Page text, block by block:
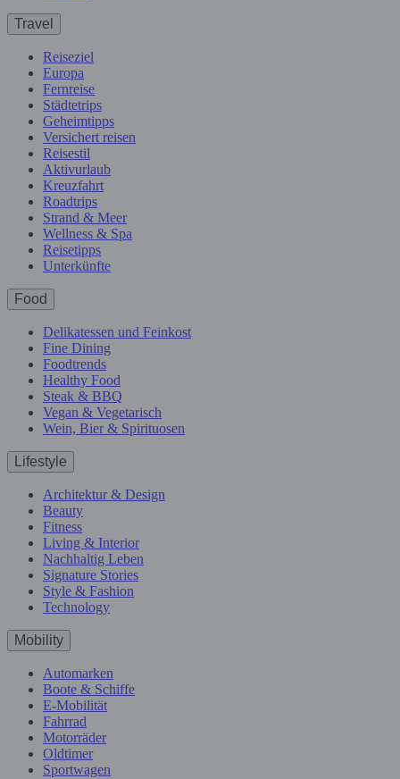
Travel
Reiseziel
Europa
Fernreise
Städtetrips
Geheimtipps
Versichert reisen
Reisestil
Aktivurlaub
Kreuzfahrt
Roadtrips
Strand & Meer
Wellness & Spa
Reisetipps
Unterkünfte
Food
Delikatessen und Feinkost
Fine Dining
Foodtrends
Healthy Food
Steak & BBQ
Vegan & Vegetarisch
Wein, Bier & Spirituosen
Lifestyle
Architektur & Design
Beauty
Fitness
Living & Interior
Nachhaltig Leben
Signature Stories
Style & Fashion
Technology
Mobility
Automarken
Boote & Schiffe
E-Mobilität
Fahrrad
Motorräder
Oldtimer
Sportwagen